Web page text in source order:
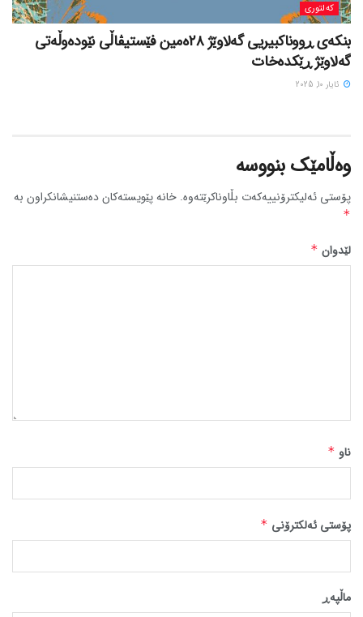
کەلتوری
بنکەی ڕووناکبیریی گەلاوێژ ٢٨ەمین فێستیڤاڵی نێودەوڵەتی
گەلاوێژ ڕێکدەخات
ئایار 10, 2025
وەڵامێک بنووسە
پۆستی ئەلیکترۆنییەکەت بڵاوناکرێتەوە. خانە پێویستەکان دەستنیشانکراون بە
*
لێدوان *
ناو *
پۆستی ئەلکترۆنی *
ماڵپه‌ڕ